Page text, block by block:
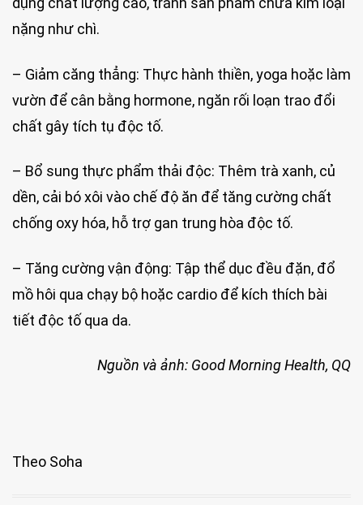
nặng như chì.
– Giảm căng thẳng: Thực hành thiền, yoga hoặc làm
vườn để cân bằng hormone, ngăn rối loạn trao đổi
chất gây tích tụ độc tố.
– Bổ sung thực phẩm thải độc: Thêm trà xanh, củ
dền, cải bó xôi vào chế độ ăn để tăng cường chất
chống oxy hóa, hỗ trợ gan trung hòa độc tố.
– Tăng cường vận động: Tập thể dục đều đặn, đổ
mồ hôi qua chạy bộ hoặc cardio để kích thích bài
tiết độc tố qua da.
Nguồn và ảnh: Good Morning Health, QQ
Theo Soha